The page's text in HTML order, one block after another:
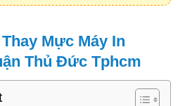
Mực Máy In
Thủ Đức Tphcm